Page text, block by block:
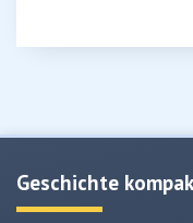
Geschichte